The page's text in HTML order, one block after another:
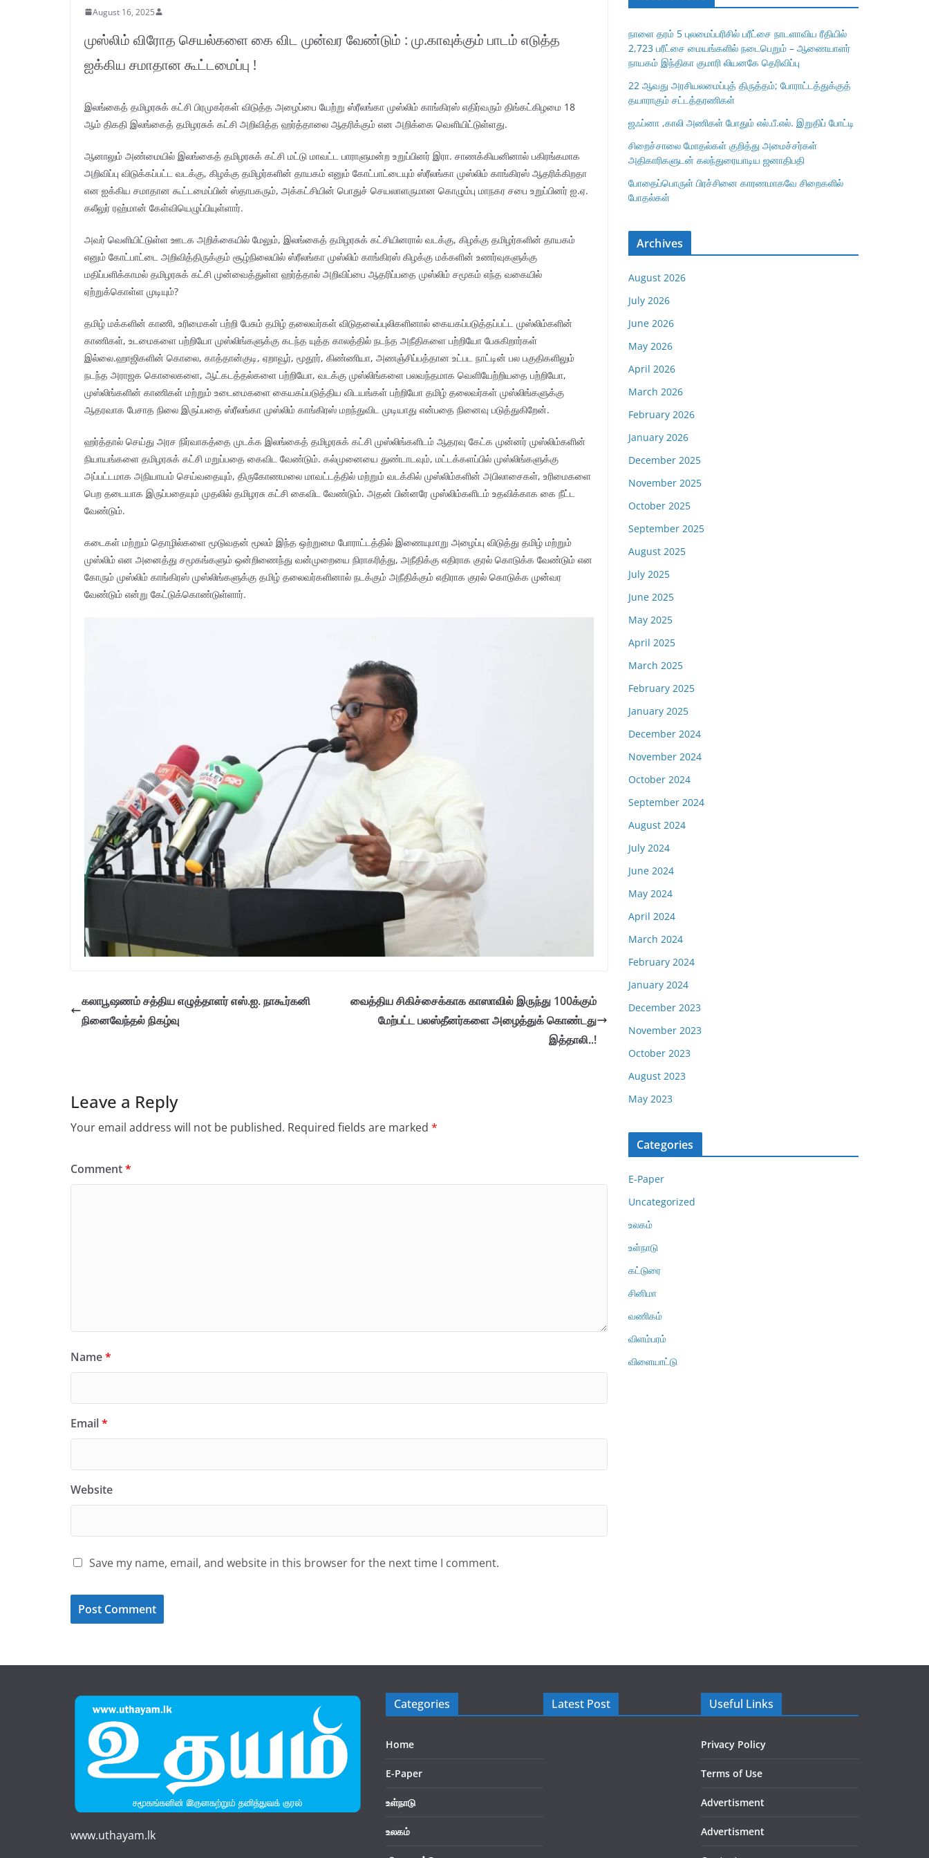
August 16, 2025
முஸ்லிம் விரோத செயல்களை கை விட முன்வர வேண்டும் : மு.காவுக்கும் பாடம் எடுத்த
ஐக்கிய சமாதான கூட்டமைப்பு !
இலங்கைத் தமிழரசுக் கட்சி பிரமுகர்கள் விடுத்த அழைப்பை யேற்று ஸ்ரீலங்கா முஸ்லிம் காங்கிரஸ் எதிர்வரும் திங்கட்கிழமை 18
ஆம் திகதி இலங்கைத் தமிழரசுக் கட்சி அறிவித்த ஹர்த்தாலை ஆதரிக்கும் என அறிக்கை வெளியிட்டுள்ளது.
ஆனாலும் அண்மையில் இலங்கைத் தமிழரசுக் கட்சி மட்டு மாவட்ட பாராளுமன்ற உறுப்பினர் இரா. சாணக்கியனினால் பகிரங்கமாக
அறிவிப்பு விடுக்கப்பட்ட வடக்கு, கிழக்கு தமிழர்களின் தாயகம் எனும் கோட்பாட்டையும் ஸ்ரீலங்கா முஸ்லிம் காங்கிரஸ் ஆதரிக்கிறதா
என ஐக்கிய சமாதான கூட்டமைப்பின் ஸ்தாபகரும், அக்கட்சியின் பொதுச் செயலாளருமான கொழும்பு மாநகர சபை உறுப்பினர் ஐ.ஏ.
கலீலுர் ரஹ்மான் கேள்வியெழுப்பியுள்ளார்.
அவர் வெளியிட்டுள்ள ஊடக அறிக்கையில் மேலும், இலங்கைத் தமிழரசுக் கட்சியினரால் வடக்கு, கிழக்கு தமிழர்களின் தாயகம்
எனும் கோட்பாட்டை அறிவித்திருக்கும் சூழ்நிலையில் ஸ்ரீலங்கா முஸ்லிம் காங்கிரஸ் கிழக்கு மக்களின் உணர்வுகளுக்கு
மதிப்பளிக்காமல் தமிழரசுக் கட்சி முன்வைத்துள்ள ஹர்த்தால் அறிவிப்பை ஆதரிப்பதை முஸ்லிம் சமூகம் எந்த வகையில்
ஏற்றுக்கொள்ள முடியும்?
தமிழ் மக்களின் காணி, உரிமைகள் பற்றி பேசும் தமிழ் தலைவர்கள் விடுதலைப்புலிகளினால் கையகப்படுத்தப்பட்ட முஸ்லிம்களின்
காணிகள், உடமைகளை பற்றியோ முஸ்லிங்களுக்கு கடந்த யுத்த காலத்தில் நடந்த அநீதிகளை பற்றியோ பேசுகிறார்கள்
இல்லை.ஹாஜிகளின் கொலை, காத்தான்குடி, ஏறாவூர், மூதூர், கிண்ணியா, அணஞ்சிப்பத்தான உட்பட நாட்டின் பல பகுதிகளிலும்
நடந்த அராஜக கொலைகளை, ஆட்கடத்தல்களை பற்றியோ, வடக்கு முஸ்லிங்களை பலவந்தமாக வெளியேற்றியதை பற்றியோ,
முஸ்லிங்களின் காணிகள் மற்றும் உடைமைகளை கையகப்படுத்திய விடயங்கள் பற்றியோ தமிழ் தலைவர்கள் முஸ்லிங்களுக்கு
ஆதரவாக பேசாத நிலை இருப்பதை ஸ்ரீலங்கா முஸ்லிம் காங்கிரஸ் மறந்துவிட முடியாது என்பதை நினைவு படுத்துகிறேன்.
ஹர்த்தால் செய்து அரச நிர்வாகத்தை முடக்க இலங்கைத் தமிழரசுக் கட்சி முஸ்லிங்களிடம் ஆதரவு கேட்க முன்னர் முஸ்லிம்களின்
நியாயங்களை தமிழரசுக் கட்சி மறுப்பதை கைவிட வேண்டும். கல்முனையை துண்டாடவும், மட்டக்களப்பில் முஸ்லிங்களுக்கு
அப்பட்டமாக அநியாயம் செய்வதையும், திருகோணமலை மாவட்டத்தில் மற்றும் வடக்கில் முஸ்லிம்களின் அபிலாசைகள், உரிமைகளை
பெற தடையாக இருப்பதையும் முதலில் தமிழரசு கட்சி கைவிட வேண்டும். அதன் பின்னரே முஸ்லிம்களிடம் உதவிக்காக கை நீட்ட
வேண்டும்.
கடைகள் மற்றும் தொழில்களை மூடுவதன் மூலம் இந்த ஒற்றுமை போராட்டத்தில் இணையுமாறு அழைப்பு விடுத்து தமிழ் மற்றும்
முஸ்லிம் என அனைத்து சமூகங்களும் ஒன்றிணைந்து வன்முறையை நிராகரித்து, அநீதிக்கு எதிராக குரல் கொடுக்க வேண்டும் என
கோரும் முஸ்லிம் காங்கிரஸ் முஸ்லிங்களுக்கு தமிழ் தலைவர்களினால் நடக்கும் அநீதிக்கும் எதிராக குரல் கொடுக்க முன்வர
வேண்டும் என்று கேட்டுக்கொண்டுள்ளார்.
கலாபூஷணம் சத்திய எழுத்தாளர் எஸ்.ஐ. நாகூர்கனி
நினைவேந்தல் நிகழ்வு
வைத்திய சிகிச்சைக்காக காஸாவில் இருந்து 100க்கும்
மேற்பட்ட பலஸ்தீனர்களை அழைத்துக் கொண்டது
இத்தாலி..!
Leave a Reply
Your email address will not be published. Required fields are marked *
Comment*
Name*
Email*
Website
Save my name, email, and website in this browser for the next time I comment.
நாளை தரம் 5 புலமைப்பரிசில் பரீட்சை நாடளாவிய ரீதியில்
2,723 பரீட்சை மையங்களில் நடைபெறும் – ஆணையாளர்
நாயகம் இந்திகா குமாரி லியனகே தெரிவிப்பு
22 ஆவது அரசியலமைப்புத் திருத்தம்; போராட்டத்துக்குத்
தயாராகும் சட்டத்தரணிகள்
ஜஃப்னா ,காலி அணிகள் போதும் எல்.பீ.எல். இறுதிப் போட்டி
சிறைச்சாலை மோதல்கள் குறித்து அமைச்சர்கள்
அதிகாரிகளுடன் கலந்துரையாடிய ஜனாதிபதி
போதைப்பொருள் பிரச்சினை காரணமாகவே சிறைகளில்
போதல்கள்
Archives
August 2026
July 2026
June 2026
May 2026
April 2026
March 2026
February 2026
January 2026
December 2025
November 2025
October 2025
September 2025
August 2025
July 2025
June 2025
May 2025
April 2025
March 2025
February 2025
January 2025
December 2024
November 2024
October 2024
September 2024
August 2024
July 2024
June 2024
May 2024
April 2024
March 2024
February 2024
January 2024
December 2023
November 2023
October 2023
August 2023
May 2023
Categories
E-Paper
Uncategorized
உலகம்
உள்நாடு
கட்டுரை
சினிமா
வணிகம்
விளம்பரம்
விளையாட்டு
www.uthayam.lk
Categories
Home
E-Paper
உள்நாடு
உலகம்
Latest Post Useful Links
Privacy Policy
Terms of Use
Advertisment
Advertisment